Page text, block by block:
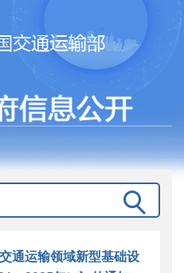
通运输领域新型基础设